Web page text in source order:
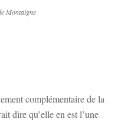
Montaigne
complémentaire de la
dire qu’elle en est l’une